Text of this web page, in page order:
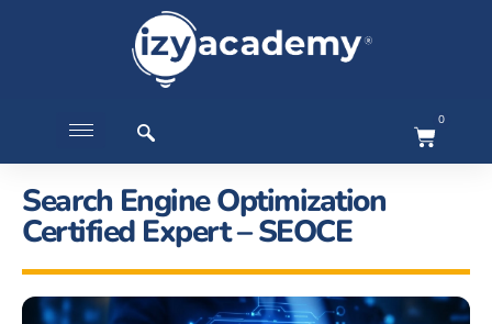
0
Search Engine Optimization
Certified Expert – SEOCE